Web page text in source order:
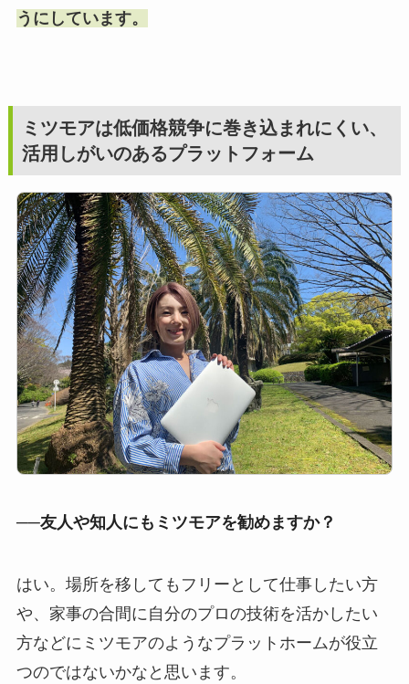
うにしています。
ミツモアは低価格競争に巻き込まれにくい、
活用しがいのあるプラットフォーム
──友人や知人にもミツモアを勧めますか？
はい。場所を移してもフリーとして仕事したい方
や、家事の合間に自分のプロの技術を活かしたい
方などにミツモアのようなプラットホームが役立
つのではないかなと思います。